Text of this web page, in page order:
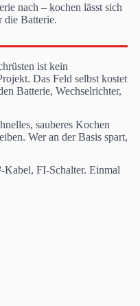
nach – kochen lässt sich
die Batterie.
ist kein
Das Feld selbst kostet
Batterie, Wechselrichter,
sauberes Kochen
Wer an der Basis spart,
Kabel, FI-Schalter. Einmal